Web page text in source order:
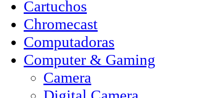
Cartuchos
Chromecast
Computadoras
Computer & Gaming
Camera